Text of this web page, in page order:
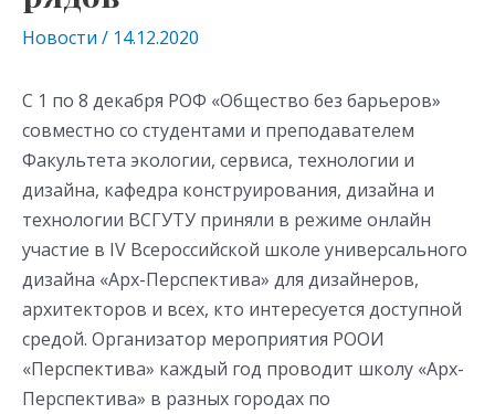
Новости / 14.12.2020
С 1 по 8 декабря РОФ «Общество без барьеров»
совместно со студентами и преподавателем
Факультета экологии, сервиса, технологии и
дизайна, кафедра конструирования, дизайна и
технологии ВСГУТУ приняли в режиме онлайн
участие в IV Всероссийской школе универсального
дизайна «Арх-Перспектива» для дизайнеров,
архитекторов и всех, кто интересуется доступной
средой. Организатор мероприятия РООИ
«Перспектива» каждый год проводит школу «Арх-
Перспектива» в разных городах по